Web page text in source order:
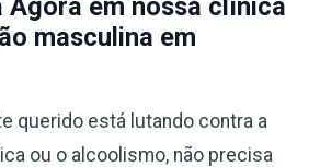
masculina em
querido está lutando contra a
ou o alcoolismo, não precisa